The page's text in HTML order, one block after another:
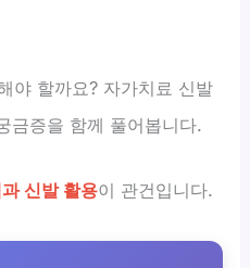
야 할까요? 자가치료 신발
금증을 함께 풀어봅니다.
신발 활용이 관건입니다.